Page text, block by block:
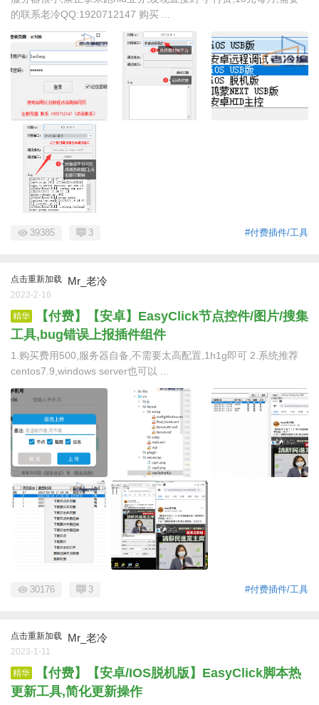
的联系老冷QQ:1920712147 购买 ...
#付费插件/工具
39385 3
点击重新加载 Mr_老冷
2023-2-16
精华
【付费】【安卓】EasyClick节点控件/图片/搜集
工具,bug错误上报插件组件
1.购买费用500,服务器自备,不需要太高配置,1h1g即可 2.系统推荐
centos7.9,windows server也可以 ...
#付费插件/工具
30176 3
点击重新加载 Mr_老冷
2023-1-11
精华
【付费】【安卓/IOS脱机版】EasyClick脚本热
更新工具,简化更新操作